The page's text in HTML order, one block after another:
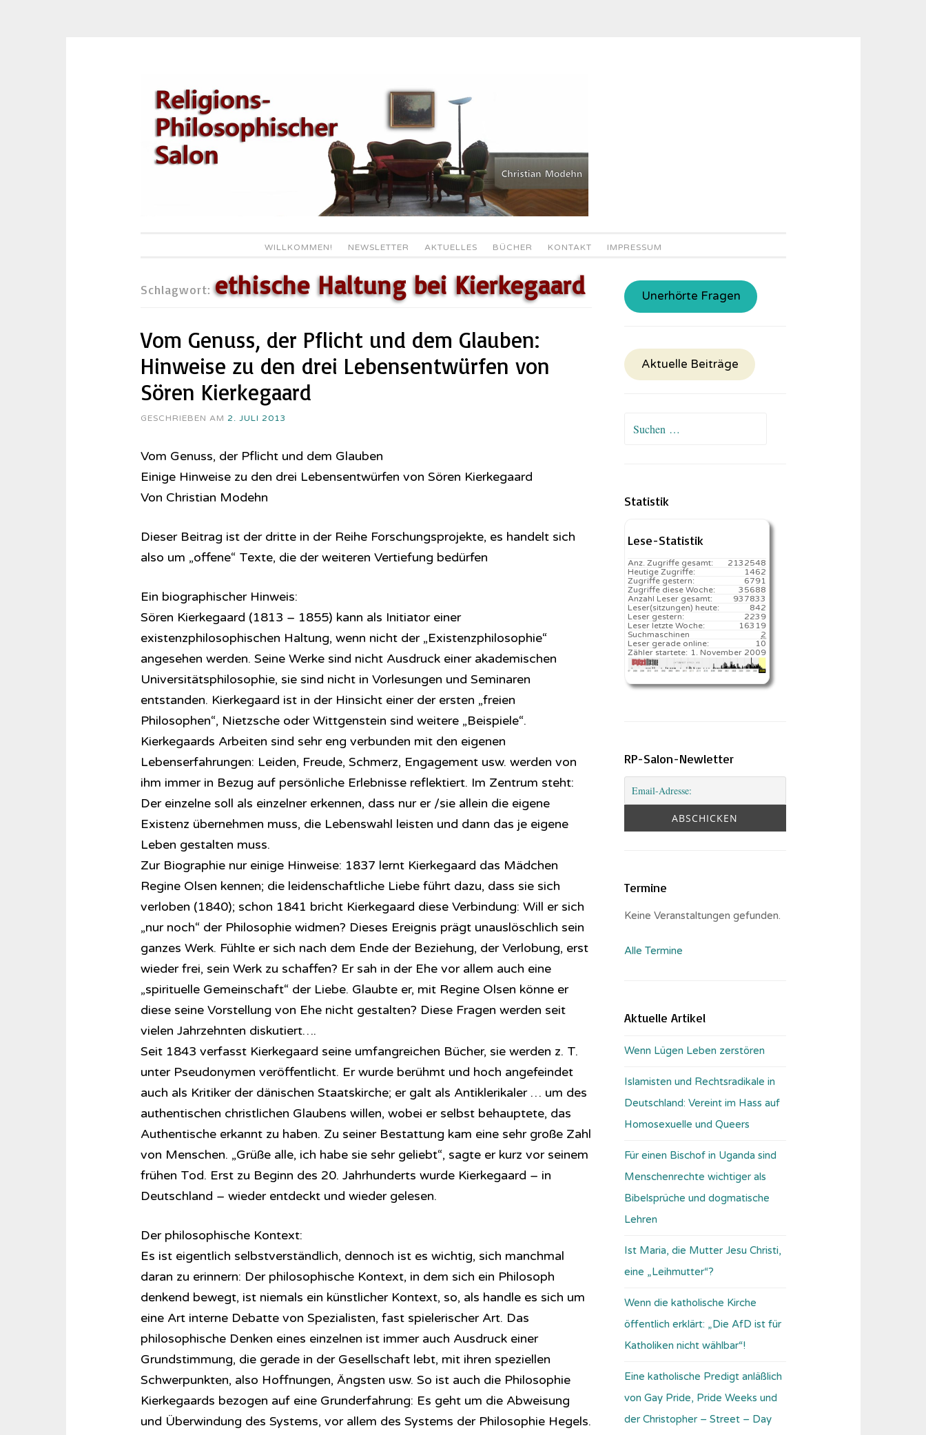
Inhalt
springen
WILLKOMMEN! NEWSLETTER AKTUELLES BÜCHER KONTAKT IMPRESSUM
Schlagwort:ethische Haltung bei Kierkegaard
Vom Genuss, der Pflicht und dem Glauben:
Hinweise zu den drei Lebensentwürfen von
Sören Kierkegaard
GESCHRIEBEN AM 2. JULI 2013
Vom Genuss, der Pflicht und dem Glauben
Einige Hinweise zu den drei Lebensentwürfen von Sören Kierkegaard
Von Christian Modehn
Dieser Beitrag ist der dritte in der Reihe Forschungsprojekte, es handelt sich
also um „offene“ Texte, die der weiteren Vertiefung bedürfen
Ein biographischer Hinweis:
Sören Kierkegaard (1813 – 1855) kann als Initiator einer
existenzphilosophischen Haltung, wenn nicht der „Existenzphilosophie“
angesehen werden. Seine Werke sind nicht Ausdruck einer akademischen
Universitätsphilosophie, sie sind nicht in Vorlesungen und Seminaren
entstanden. Kierkegaard ist in der Hinsicht einer der ersten „freien
Philosophen“, Nietzsche oder Wittgenstein sind weitere „Beispiele“.
Kierkegaards Arbeiten sind sehr eng verbunden mit den eigenen
Lebenserfahrungen: Leiden, Freude, Schmerz, Engagement usw. werden von
ihm immer in Bezug auf persönliche Erlebnisse reflektiert. Im Zentrum steht:
Der einzelne soll als einzelner erkennen, dass nur er /sie allein die eigene
Existenz übernehmen muss, die Lebenswahl leisten und dann das je eigene
Leben gestalten muss.
Zur Biographie nur einige Hinweise: 1837 lernt Kierkegaard das Mädchen
Regine Olsen kennen; die leidenschaftliche Liebe führt dazu, dass sie sich
verloben (1840); schon 1841 bricht Kierkegaard diese Verbindung: Will er sich
„nur noch“ der Philosophie widmen? Dieses Ereignis prägt unauslöschlich sein
ganzes Werk. Fühlte er sich nach dem Ende der Beziehung, der Verlobung, erst
wieder frei, sein Werk zu schaffen? Er sah in der Ehe vor allem auch eine
„spirituelle Gemeinschaft“ der Liebe. Glaubte er, mit Regine Olsen könne er
diese seine Vorstellung von Ehe nicht gestalten? Diese Fragen werden seit
vielen Jahrzehnten diskutiert….
Seit 1843 verfasst Kierkegaard seine umfangreichen Bücher, sie werden z. T.
unter Pseudonymen veröffentlicht. Er wurde berühmt und hoch angefeindet
auch als Kritiker der dänischen Staatskirche; er galt als Antiklerikaler … um des
authentischen christlichen Glaubens willen, wobei er selbst behauptete, das
Authentische erkannt zu haben. Zu seiner Bestattung kam eine sehr große Zahl
von Menschen. „Grüße alle, ich habe sie sehr geliebt“, sagte er kurz vor seinem
frühen Tod. Erst zu Beginn des 20. Jahrhunderts wurde Kierkegaard – in
Deutschland – wieder entdeckt und wieder gelesen.
Der philosophische Kontext:
Es ist eigentlich selbstverständlich, dennoch ist es wichtig, sich manchmal
daran zu erinnern: Der philosophische Kontext, in dem sich ein Philosoph
denkend bewegt, ist niemals ein künstlicher Kontext, so, als handle es sich um
eine Art interne Debatte von Spezialisten, fast spielerischer Art. Das
philosophische Denken eines einzelnen ist immer auch Ausdruck einer
Grundstimmung, die gerade in der Gesellschaft lebt, mit ihren speziellen
Schwerpunkten, also Hoffnungen, Ängsten usw. So ist auch die Philosophie
Kierkegaards bezogen auf eine Grunderfahrung: Es geht um die Abweisung
und Überwindung des Systems, vor allem des Systems der Philosophie Hegels.
Unerhörte Fragen
Aktuelle Beiträge
Suchen
Statistik
Lese-Statistik
2132548
Anz. Zugriffe gesamt:
1462
Heutige Zugriffe:
6791
Zugriffe gestern:
35688
Zugriffe diese Woche:
937833
Anzahl Leser gesamt:
842️
Leser(sitzungen) heute:
2239
Leser gestern:
16319️
Leser letzte Woche:
2
Suchmaschinen
10
Leser gerade online:
1. November 2009
Zähler startete:
RP-Salon-Newletter
Termine
Keine Veranstaltungen gefunden.
Alle Termine
Aktuelle Artikel
Wenn Lügen Leben zerstören
Islamisten und Rechtsradikale in
Deutschland: Vereint im Hass auf
Homosexuelle und Queers
Für einen Bischof in Uganda sind
Menschenrechte wichtiger als
Bibelsprüche und dogmatische
Lehren
Ist Maria, die Mutter Jesu Christi,
eine „Leihmutter“?
Wenn die katholische Kirche
öffentlich erklärt: „Die AfD ist für
Katholiken nicht wählbar“!
Eine katholische Predigt anläßlich
von Gay Pride, Pride Weeks und
der Christopher – Street – Day